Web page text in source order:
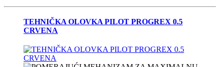
TEHNIČKA OLOVKA PILOT PROGREX 0.5
CRVENA